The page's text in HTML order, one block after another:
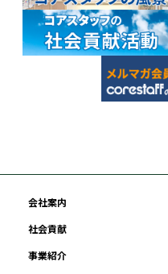
会社案内
社会貢献
事業紹介